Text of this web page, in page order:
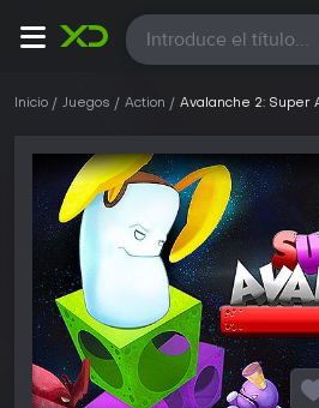
Todas
Inicio Juegos Action Avalanche 2: Super